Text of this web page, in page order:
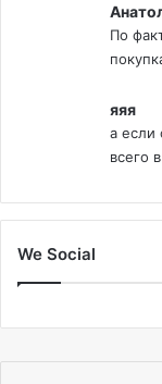
По
яяя
а если
всего
We Social